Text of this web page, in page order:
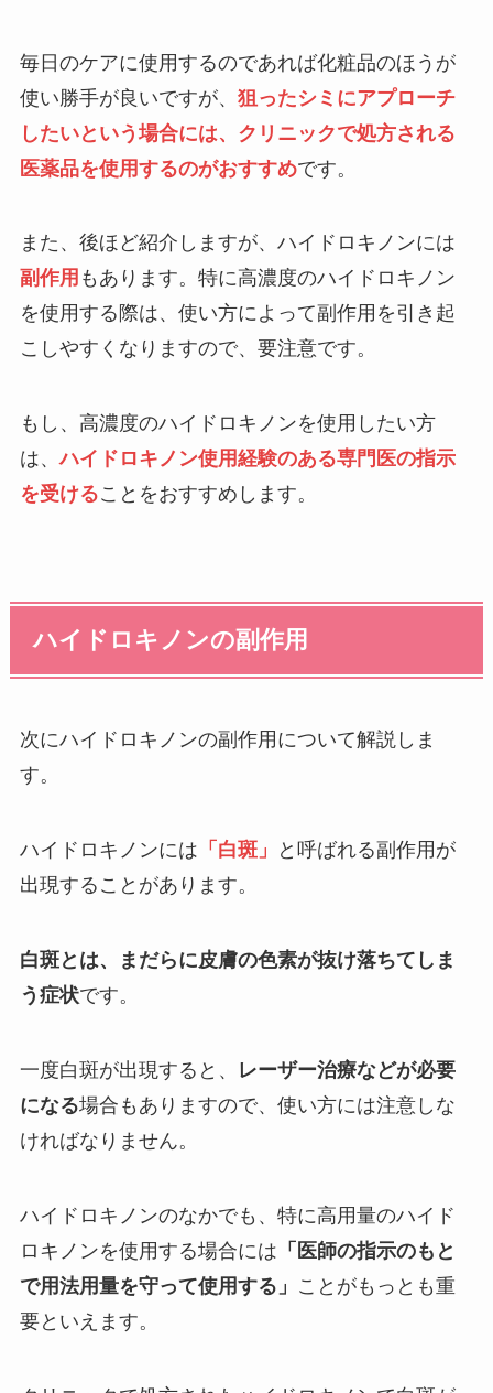
毎日のケアに使用するのであれば化粧品のほうが
使い勝手が良いですが、 狙ったシミにアプローチ
したいという場合には、クリニックで処方される
医薬品を使用するのがおすすめです。
また、後ほど紹介しますが、ハイドロキノンには
副作用 もあります。特に高濃度のハイドロキノン
を使用する際は、使い方によって副作用を引き起
こしやすくなりますので、要注意です。
もし、高濃度のハイドロキノンを使用したい方
は、ハイドロキノン使用経験のある専門医の指示
を受けることをおすすめします。
ハイドロキノンの副作用
次にハイドロキノンの副作用について解説しま
す。
ハイドロキノンには 「白斑」
と呼ばれる副作用が
出現することがあります。
白斑とは、まだらに皮膚の色素が抜け落ちてしま
う症状です。
一度白斑が出現すると、
レーザー治療などが必要
になる場合もありますので、使い方には注意しな
ければなりません。
ハイドロキノンのなかでも、特に高用量のハイド
ロキノンを使用する場合には 「医師の指示のもと
で用法用量を守って使用する」 ことがもっとも重
要といえます。